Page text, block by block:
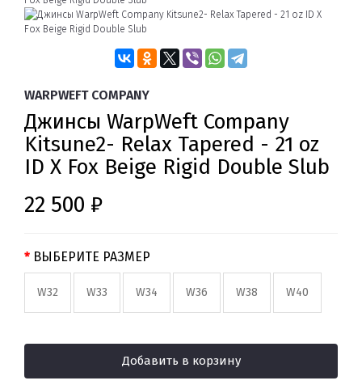
WARPWEFT COMPANY
Джинсы WarpWeft Company
Kitsune2- Relax Tapered - 21 oz
ID X Fox Beige Rigid Double Slub
22 500 ₽
ВЫБЕРИТЕ РАЗМЕР
W32 W33 W34 W36 W38 W40
Добавить в корзину